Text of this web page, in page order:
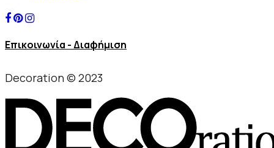
Επικοινωνία - Διαφήμιση
Decoration © 2023